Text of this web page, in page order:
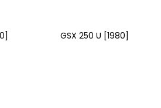
GSX 250 U [1980]